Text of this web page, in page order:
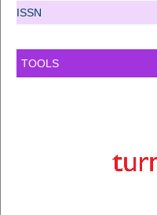
ISSN
TOOLS